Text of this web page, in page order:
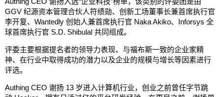
GGV 纪源资本管理合伙人符绩勋、创新工场董事长兼首席执行官
李开复、Wantedly 创始人兼首席执行官 Naka Akiko、Inforsys 全
球首席执行官 S.D. Shibulal 共同组成。
评委主要根据提名者的领导力表现、与福布斯一致的企业家精
神、在行业中取得成功的潜力以及企业的规模与增长等因素进行
评选。
Authing CEO 谢扬 13 岁进入计算机行业，创业之前曾任字节跳